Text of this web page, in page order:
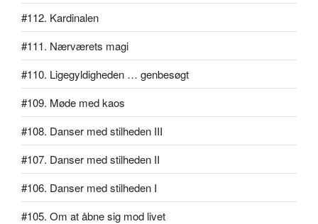
#112. Kardinalen
#111. Nærværets magi
#110. Ligegyldigheden … genbesøgt
#109. Møde med kaos
#108. Danser med stilheden III
#107. Danser med stilheden II
#106. Danser med stilheden I
#105. Om at åbne sig mod livet